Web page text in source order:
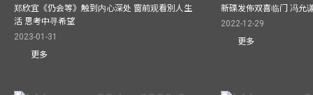
郑欣宜《仍会等》触到内心深处 窗前观看別人生
活 思考中寻希望
2023-01-31
更多
新碟发佈双喜临门 冯允
2022-12-29
更多